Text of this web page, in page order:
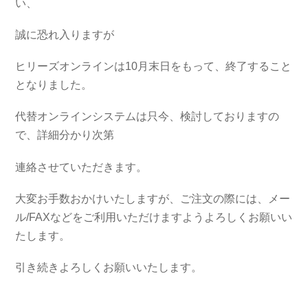
い、
誠に恐れ入りますが
ヒリーズオンラインは10月末日をもって、終了すること
となりました。
代替オンラインシステムは只今、検討しておりますの
で、詳細分かり次第
連絡させていただきます。
大変お手数おかけいたしますが、ご注文の際には、メー
ル/FAXなどをご利用いただけますようよろしくお願いい
たします。
引き続きよろしくお願いいたします。